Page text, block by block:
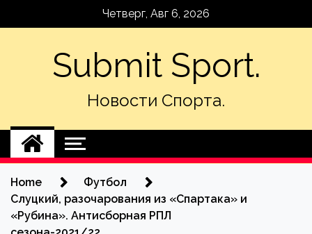
Четверг, Авг 6, 2026
Submit Sport.
Новости Спорта.
Home
Футбол
Слуцкий, разочарования из «Спартака» и
«Рубина». Антисборная РПЛ